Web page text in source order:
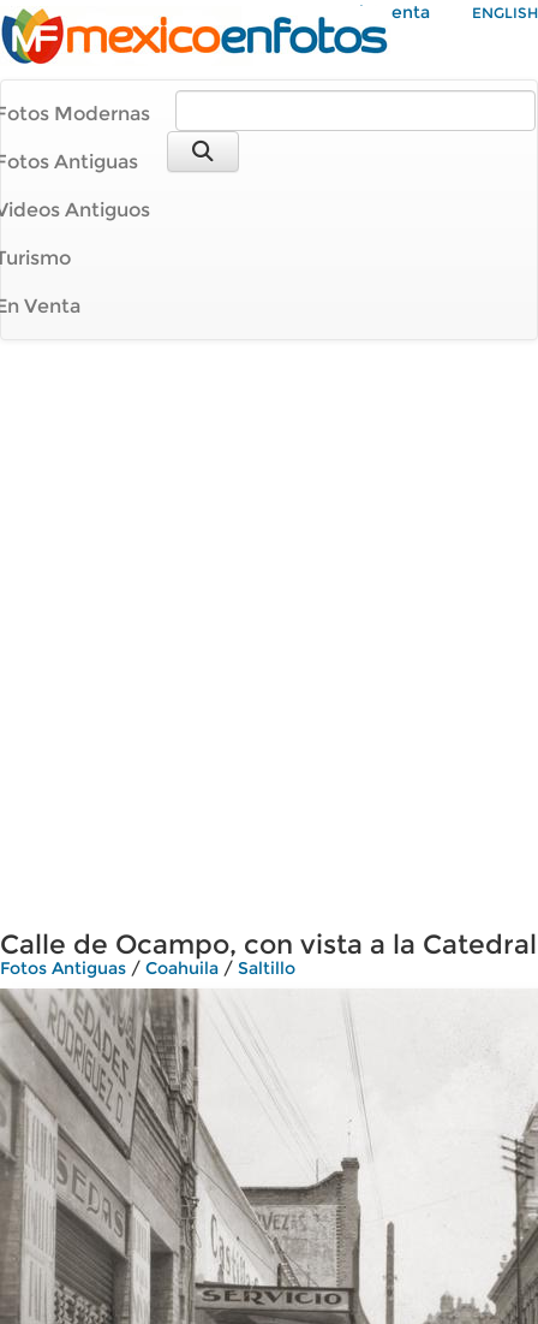
Mi Cuenta ENGLISH
Modernas
Antiguas
Antiguos
Venta
Calle de Ocampo, con vista a la Catedral
Fotos Antiguas / Coahuila / Saltillo